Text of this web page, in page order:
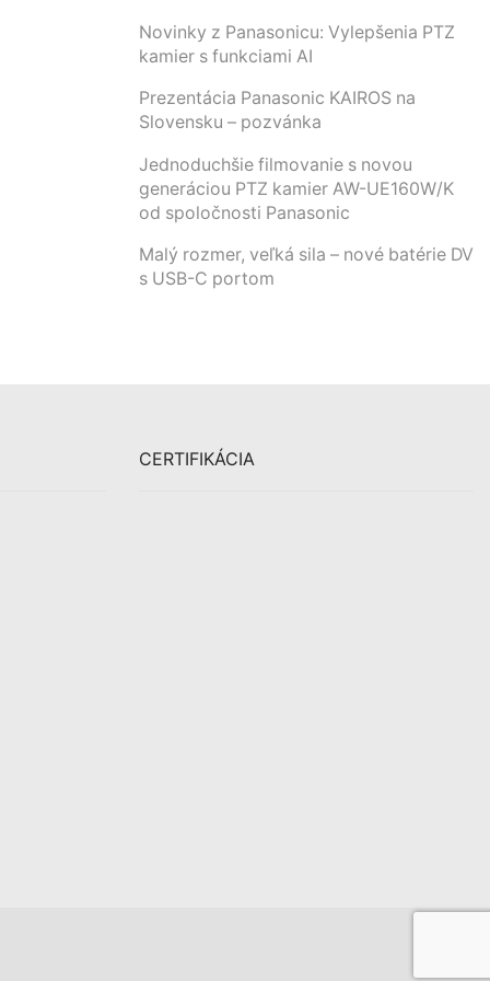
Novinky z Panasonicu: Vylepšenia PTZ
kamier s funkciami AI
Prezentácia Panasonic KAIROS na
Slovensku – pozvánka
Jednoduchšie filmovanie s novou
generáciou PTZ kamier AW-UE160W/K
od spoločnosti Panasonic
Malý rozmer, veľká sila – nové batérie DV
s USB-C portom
CERTIFIKÁCIA